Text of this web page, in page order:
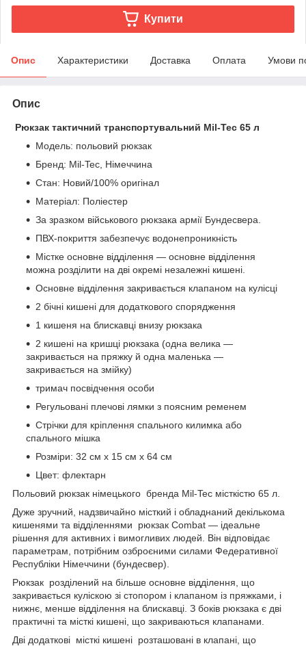
Купити
Опис Характеристики Доставка Оплата Умови
Опис
Рюкзак тактичний транспортувальний Mil-Tec 65 л
Модель: польовий рюкзак
Бренд: Mil-Tec, Німеччина
Стан: Новий/100% оригінал
Матеріал: Поліестер
За зразком військового рюкзака армії Бундесвера.
ПВХ-покриття забезпечує водонепроникність
Містке основне відділення — основне відділення
можна розділити на дві окремі незалежні кишені.
Основне відділення закривається клапаном на кулісці
2 бічні кишені для додаткового спорядження
1 кишеня на блискавці внизу рюкзака
2 кишені на кришці рюкзака (одна велика —
закривається на пряжку й одна маленька —
закривається на змійку)
тримач посвідчення особи
Регульовані плечові лямки з поясним ременем
Стрічки для кріплення спального килимка або
спального мішка
Розміри: 32 см х 15 см х 64 см
Цвет: флектарн
Польовий рюкзак німецького бренда Mil-Tec місткістю 65 л.
Дуже зручний, надзвичайно місткий і обладнаний декількома
кишенями та відділеннями рюкзак Combat — ідеальне
рішення для активних і вимогливих людей. Він відповідає
параметрам, потрібним озброєними силами Федеративної
Республіки Німеччини (бундесвер).
Рюкзак розділений на більше основне відділення, що
закривається куліскою зі стопором і клапаном із пряжками, і
нижнє, менше відділення на блискавці. З боків рюкзака є дві
практичні та місткі кишені, що закриваються клапанами.
Дві додаткові місткі кишені розташовані в клапані, що